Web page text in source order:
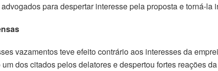
para despertar interesse pela proposta e torná-la
vazamentos teve efeito contrário aos interesses da
dos citados pelos delatores e despertou fortes reações